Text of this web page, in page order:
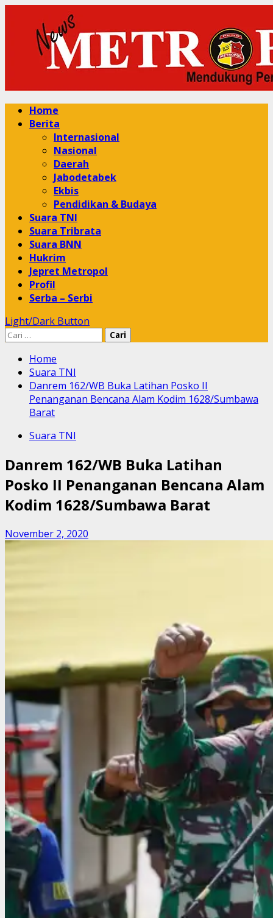
content
Primary
Menu
Home
Berita
Internasional
Nasional
Daerah
Jabodetabek
Ekbis
Pendidikan & Budaya
Suara TNI
Suara Tribrata
Suara BNN
Hukrim
Jepret Metropol
Profil
Serba – Serbi
Light/Dark Button
Cari
Home
Suara TNI
Danrem 162/WB Buka Latihan Posko II
Penanganan Bencana Alam Kodim 1628/Sumbawa
Barat
Suara TNI
Danrem 162/WB Buka Latihan
Posko II Penanganan Bencana Alam
Kodim 1628/Sumbawa Barat
November 2, 2020